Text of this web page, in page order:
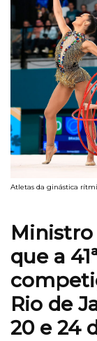
Atletas da ginástica
que a
Rio de
20 e 24